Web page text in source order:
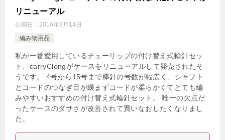
リニューアル
公開日： 2016年9月14日
編み物用品
私が一番愛用しているチューリップの付け替え式輪針セッ
ト、carryClongがケースをリニューアルして発売されたそ
うです。 4号から15号まで棒針の号数が幅広く、シャフト
とコードのつなぎ目が緩まずコードが柔らかくてとても編
みやすいおすすめの付け替え式輪針セット。 唯一の欠点だ
ったケースのダサさが改善されて買いなおしたくなりまし
た。